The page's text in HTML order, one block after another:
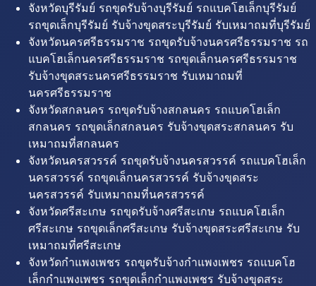
จังหวัดบุรีรัมย์ รถขุดรับจ้างบุรีรัมย์ รถแบคโฮเล็กบุรีรัมย์
รถขุดเล็กบุรีรัมย์ รับจ้างขุดสระบุรีรัมย์ รับเหมาถมที่บุรีรัมย์
จังหวัดนครศรีธรรมราช รถขุดรับจ้างนครศรีธรรมราช รถ
แบคโฮเล็กนครศรีธรรมราช รถขุดเล็กนครศรีธรรมราช
รับจ้างขุดสระนครศรีธรรมราช รับเหมาถมที่
นครศรีธรรมราช
จังหวัดสกลนคร รถขุดรับจ้างสกลนคร รถแบคโฮเล็ก
สกลนคร รถขุดเล็กสกลนคร รับจ้างขุดสระสกลนคร รับ
เหมาถมที่สกลนคร
จังหวัดนครสวรรค์ รถขุดรับจ้างนครสวรรค์ รถแบคโฮเล็ก
นครสวรรค์ รถขุดเล็กนครสวรรค์ รับจ้างขุดสระ
นครสวรรค์ รับเหมาถมที่นครสวรรค์
จังหวัดศรีสะเกษ รถขุดรับจ้างศรีสะเกษ รถแบคโฮเล็ก
ศรีสะเกษ รถขุดเล็กศรีสะเกษ รับจ้างขุดสระศรีสะเกษ รับ
เหมาถมที่ศรีสะเกษ
จังหวัดกำแพงเพชร รถขุดรับจ้างกำแพงเพชร รถแบคโฮ
เล็กกำแพงเพชร รถขุดเล็กกำแพงเพชร รับจ้างขุดสระ